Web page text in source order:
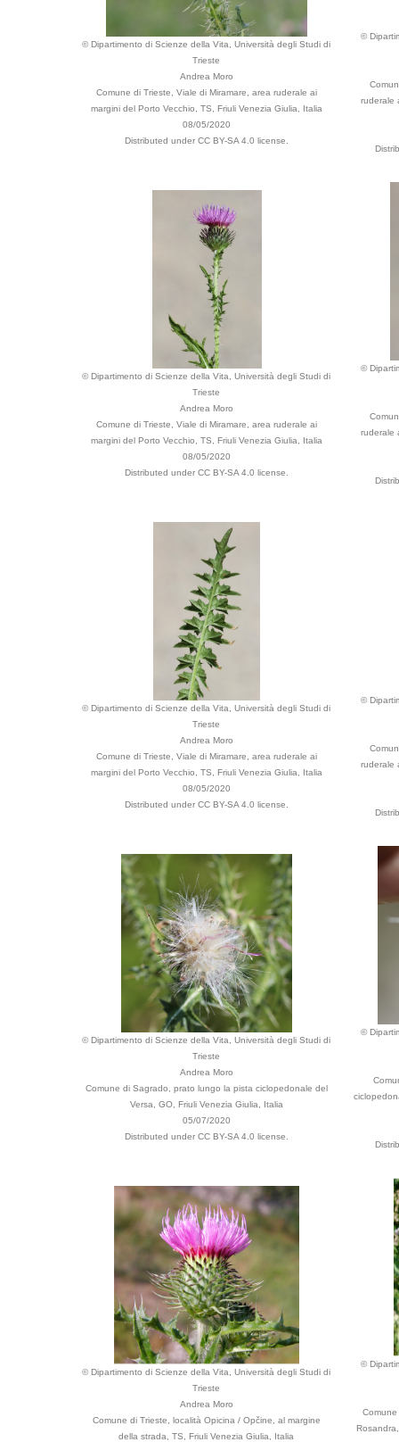
© Dipartimento di Scienze della Vita, Università degli Studi di
Trieste
Andrea Moro
Comune di Trieste, Viale di Miramare, area ruderale ai
margini del Porto Vecchio, TS, Friuli Venezia Giulia, Italia
08/05/2020
Distributed under CC BY-SA 4.0 license.
©
ruderale
© Dipartimento di Scienze della Vita, Università degli Studi di
Trieste
Andrea Moro
Comune di Trieste, Viale di Miramare, area ruderale ai
margini del Porto Vecchio, TS, Friuli Venezia Giulia, Italia
08/05/2020
Distributed under CC BY-SA 4.0 license.
©
ruderale
© Dipartimento di Scienze della Vita, Università degli Studi di
Trieste
Andrea Moro
Comune di Trieste, Viale di Miramare, area ruderale ai
margini del Porto Vecchio, TS, Friuli Venezia Giulia, Italia
08/05/2020
Distributed under CC BY-SA 4.0 license.
©
ruderale
© Dipartimento di Scienze della Vita, Università degli Studi di
Trieste
Andrea Moro
Comune di Sagrado, prato lungo la pista ciclopedonale del
Versa, GO, Friuli Venezia Giulia, Italia
05/07/2020
Distributed under CC BY-SA 4.0 license.
©
© Dipartimento di Scienze della Vita, Università degli Studi di
Trieste
Andrea Moro
Comune di Trieste, località Opicina / Opčine, al margine
della strada, TS, Friuli Venezia Giulia, Italia
©